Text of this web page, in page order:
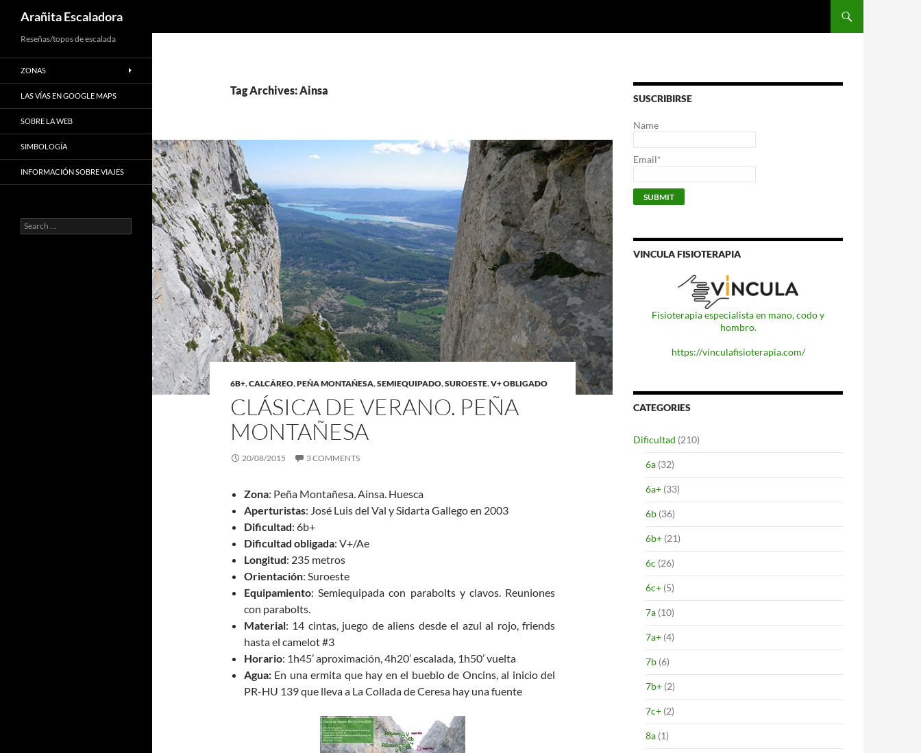
to
content
Arañita Escaladora
Tag Archives: Ainsa
6B+,CALCÁREO,PEÑA MONTAÑESA,SEMIEQUIPADO,SUROESTE,V+ OBLIGADO
CLÁSICA DE VERANO. PEÑA
MONTAÑESA
20/08/2015 3 COMMENTS
Zona: Peña Montañesa. Ainsa. Huesca
Aperturistas: José Luis del Val y Sidarta Gallego en 2003
Dificultad: 6b+
Dificultad obligada: V+/Ae
Longitud: 235 metros
Orientación: Suroeste
Equipamiento: Semiequipada con parabolts y clavos. Reuniones
con parabolts.
Material: 14 cintas, juego de aliens desde el azul al rojo, friends
hasta el camelot #3
Horario: 1h45’ aproximación, 4h20’ escalada, 1h50’ vuelta
Agua: En una ermita que hay en el bueblo de Oncins, al inicio del
PR-HU 139 que lleva a La Collada de Ceresa hay una fuente
SUSCRIBIRSE
Name
Email*
VINCULA FISIOTERAPIA
Fisioterapia especialista en mano, codo y
hombro.
https://vinculafisioterapia.com/
CATEGORIES
Dificultad (210)
6a (32)
6a+ (33)
6b (36)
6b+ (21)
6c (26)
6c+ (5)
7a (10)
7a+ (4)
7b (6)
7b+ (2)
7c+ (2)
8a (1)
Reseñas/topos de escalada
ZONAS
LAS VÍAS EN GOOGLE MAPS
SOBRE LA WEB
SIMBOLOGÍA
INFORMACIÓN SOBRE VIAJES
Search
for: